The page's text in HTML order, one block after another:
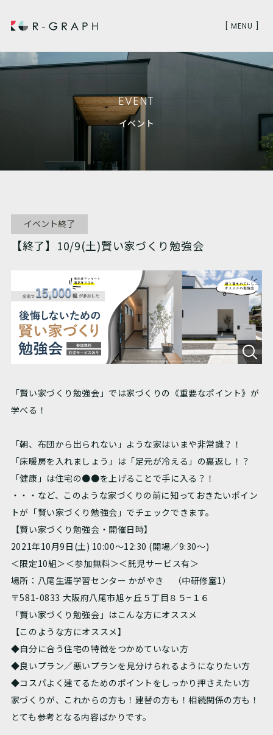
[ MENU ]
EVENT
イベント
イベント終了
【終了】10/9(土)賢い家づくり勉強会
「賢い家づくり勉強会」では家づくりの《重要なポイント》が
学べる！
「朝、布団から出られない」ような家はいまや非常識？！
「床暖房を入れましょう」は「足元が冷える」の裏返し！？
「健康」は住宅の●●を上げることで手に入る？！
・・・など、このような家づくりの前に知っておきたいポイン
トが「賢い家づくり勉強会」でチェックできます。
【賢い家づくり勉強会・開催日時】
2021年10月9日(土) 10:00～12:30 (開場／9:30～)
＜限定10組＞＜参加無料＞＜託児サービス有＞
場所：八尾生涯学習センター かがやき （中研修室1）
〒581-0833 大阪府八尾市旭ヶ丘５丁目８５−１６
「賢い家づくり勉強会」はこんな方にオススメ
【このような方にオススメ】
◆自分に合う住宅の特徴をつかめていない方
◆良いプラン／悪いプランを見分けられるようになりたい方
◆コスパよく建てるためのポイントをしっかり押さえたい方
家づくりが、これからの方も！建替の方も！相続関係の方も！
とても参考となる内容ばかりです。